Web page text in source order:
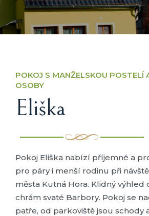
POKOJ S MANŽELSKOU POSTELÍ
OSOBY
Eliška
Pokoj Eliška nabízí příjemné a
pro páry i menší rodinu při
města Kutná Hora. Klidný výhled
chrám svaté Barbory. Pokoj se
patře, od parkoviště jsou schody